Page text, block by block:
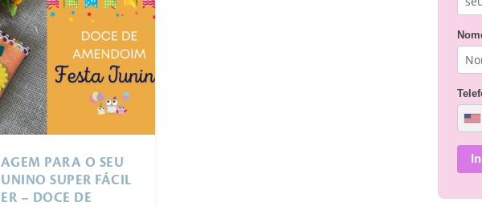
PARA O SEU
SUPER FÁCIL
– DOCE DE